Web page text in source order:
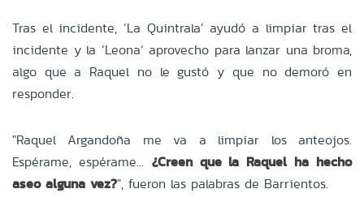
Tras el incidente, ‘La Quintrala’ ayudó a limpiar tras el
incidente y la ‘Leona’ aprovecho para lanzar una broma,
algo que a Raquel no le gustó y que no demoró en
responder.
"Raquel Argandoña me va a limpiar los anteojos.
Espérame, espérame… ¿Creen que la Raquel ha hecho
aseo alguna vez?", fueron las palabras de Barrientos.